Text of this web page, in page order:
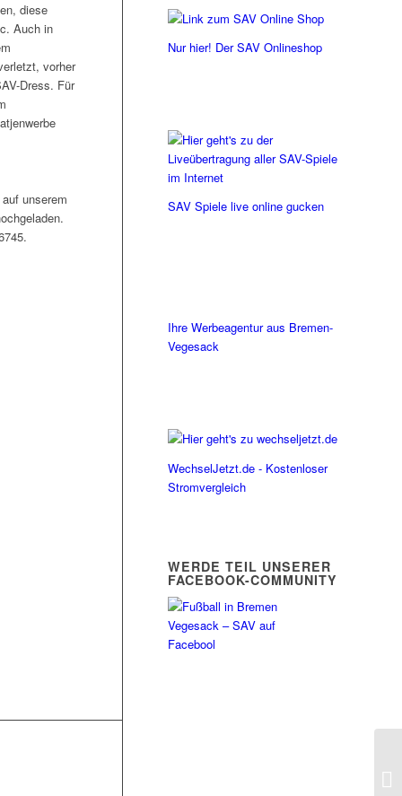
diese
Auch in
vorher
Dress. Für
unserem
Nur hier! Der SAV Onlineshop
SAV Spiele live online gucken
Ihre Werbeagentur aus Bremen-
Vegesack
WechselJetzt.de - Kostenloser
Stromvergleich
WERDE TEIL UNSERER
FACEBOOK-COMMUNITY